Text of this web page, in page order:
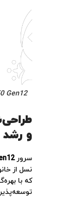
Gen12
و رشد
سرور
که با